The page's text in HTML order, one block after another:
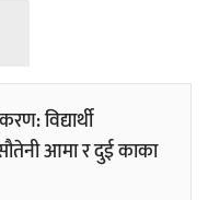
विद्यार्थी
आमा र दुई काका